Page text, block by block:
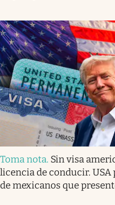
Toma nota. Sin visa
licencia de conducir.
de mexicanos que